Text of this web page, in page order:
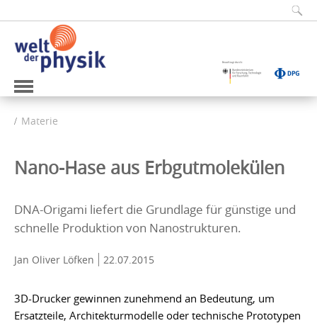
Materie
Nano-Hase aus Erbgutmolekülen
DNA-Origami liefert die Grundlage für günstige und
schnelle Produktion von Nanostrukturen.
Jan Oliver Löfken 22.07.2015
3D-Drucker gewinnen zunehmend an Bedeutung, um
Ersatzteile, Architekturmodelle oder technische Prototypen